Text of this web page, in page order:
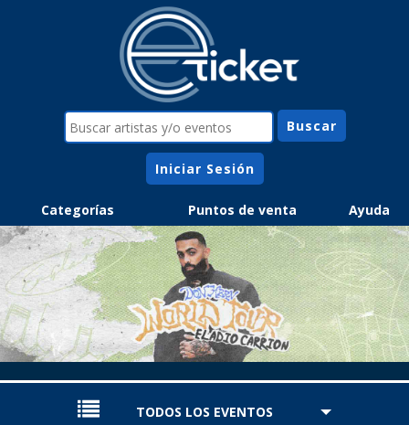
Iniciar Sesión
Categorías Puntos de venta Ayuda
TODOS LOS EVENTOS